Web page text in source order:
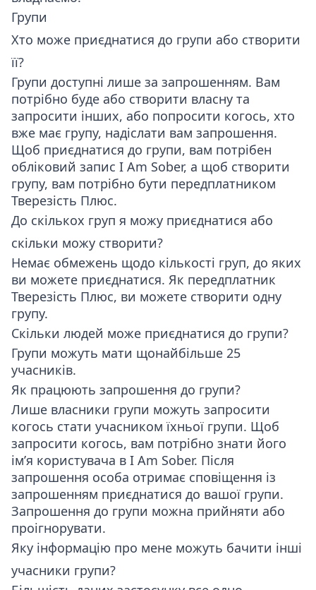
Групи
Хто може приєднатися до групи або створити
її?
Групи доступні лише за запрошенням. Вам
потрібно буде або створити власну та
запросити інших, або попросити когось, хто
вже має групу, надіслати вам запрошення.
Щоб приєднатися до групи, вам потрібен
обліковий запис I Am Sober, а щоб створити
групу, вам потрібно бути передплатником
Тверезість Плюс.
До скількох груп я можу приєднатися або
скільки можу створити?
Немає обмежень щодо кількості груп, до яких
ви можете приєднатися. Як передплатник
Тверезість Плюс, ви можете створити одну
групу.
Скільки людей може приєднатися до групи?
Групи можуть мати щонайбільше 25
учасників.
Як працюють запрошення до групи?
Лише власники групи можуть запросити
когось стати учасником їхньої групи. Щоб
запросити когось, вам потрібно знати його
ім’я користувача в I Am Sober. Після
запрошення особа отримає сповіщення із
запрошенням приєднатися до вашої групи.
Запрошення до групи можна прийняти або
проігнорувати.
Яку інформацію про мене можуть бачити інші
учасники групи?